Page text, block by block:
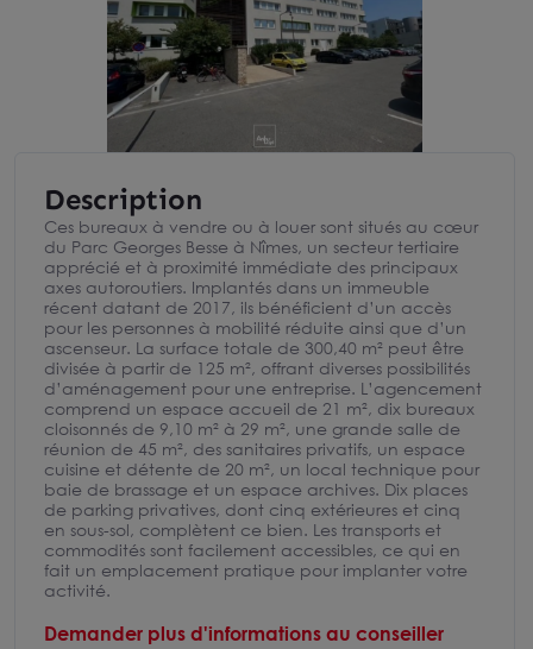
Description
Ces bureaux à vendre ou à louer sont situés au cœur
du Parc Georges Besse à Nîmes, un secteur tertiaire
apprécié et à proximité immédiate des principaux
axes autoroutiers. Implantés dans un immeuble
récent datant de 2017, ils bénéficient d’un accès
pour les personnes à mobilité réduite ainsi que d’un
ascenseur. La surface totale de 300,40 m² peut être
divisée à partir de 125 m², offrant diverses possibilités
d’aménagement pour une entreprise. L’agencement
comprend un espace accueil de 21 m², dix bureaux
cloisonnés de 9,10 m² à 29 m², une grande salle de
réunion de 45 m², des sanitaires privatifs, un espace
cuisine et détente de 20 m², un local technique pour
baie de brassage et un espace archives. Dix places
de parking privatives, dont cinq extérieures et cinq
en sous-sol, complètent ce bien. Les transports et
commodités sont facilement accessibles, ce qui en
fait un emplacement pratique pour implanter votre
activité.
Demander plus d'informations au conseiller